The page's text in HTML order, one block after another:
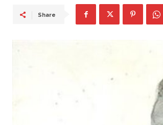
Share